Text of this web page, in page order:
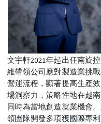
文宇軒2021年起出任南旋
維帶領公司應對製造業挑
營運流程，顯著提高生產
場洞察力，策略性地在越
同時為當地創造就業機會
領團隊開發多項獲國際專